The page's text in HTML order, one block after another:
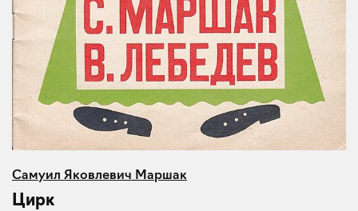
Самуил Яковлевич Маршак
Цирк